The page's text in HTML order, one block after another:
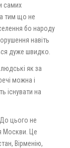
самих
тим що не
бо народу
навіть
дуже швидко.
як за
можна і
існувати на
цього не
Москви. Це
Вірменію,